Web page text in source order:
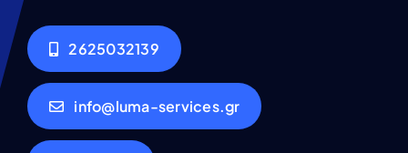
2625032139
info@luma-services.gr